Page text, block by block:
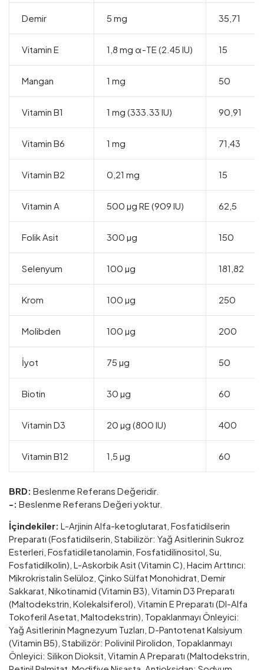
Demir 5 mg 35,71
Vitamin E 1,8 mg α-TE (2.45 IU) 15
Mangan 1 mg 50
Vitamin B1 1 mg (333.33 IU) 90,91
Vitamin B6 1 mg 71,43
Vitamin B2 0,21 mg 15
Vitamin A 500 µg RE (909 IU) 62,5
Folik Asit 300 µg 150
Selenyum 100 µg 181,82
Krom 100 µg 250
Molibden 100 µg 200
İyot 75 µg 50
Biotin 30 µg 60
Vitamin D3 20 µg (800 IU) 400
Vitamin B12 1,5 µg 60
BRD: Beslenme Referans Değeridir.
-: Beslenme Referans Değeri yoktur.
İçindekiler: L-Arjinin Alfa-ketoglutarat, Fosfatidilserin
Preparatı (Fosfatidilserin, Stabilizör: Yağ Asitlerinin Sukroz
Esterleri, Fosfatidiletanolamin, Fosfatidilinositol, Su,
Fosfatidilkolin), L-Askorbik Asit (Vitamin C), Hacim Arttırıcı:
Mikrokristalin Selüloz, Çinko Sülfat Monohidrat, Demir
Sakkarat, Nikotinamid (Vitamin B3), Vitamin D3 Preparatı
(Maltodekstrin, Kolekalsiferol), Vitamin E Preparatı (Dl-Alfa
Tokoferil Asetat, Maltodekstrin), Topaklanmayı Önleyici:
Yağ Asitlerinin Magnezyum Tuzları, D-Pantotenat Kalsiyum
(Vitamin B5), Stabilizör: Polivinil Pirolidon, Topaklanmayı
Önleyici: Silikon Dioksit, Vitamin A Preparatı (Maltodekstrin,